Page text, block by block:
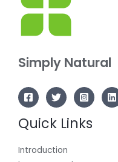
Simply Natural
Quick Links
Introduction